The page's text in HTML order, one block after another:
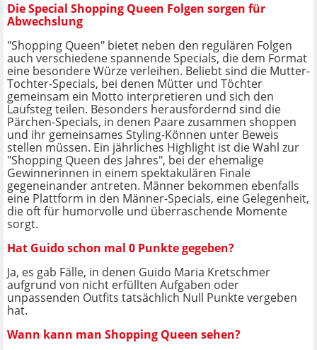
Die Special Shopping Queen Folgen sorgen für
Abwechslung
"Shopping Queen" bietet neben den regulären Folgen
auch verschiedene spannende Specials, die dem Format
eine besondere Würze verleihen. Beliebt sind die Mutter-
Tochter-Specials, bei denen Mütter und Töchter
gemeinsam ein Motto interpretieren und sich den
Laufsteg teilen. Besonders herausfordernd sind die
Pärchen-Specials, in denen Paare zusammen shoppen
und ihr gemeinsames Styling-Können unter Beweis
stellen müssen. Ein jährliches Highlight ist die Wahl zur
"Shopping Queen des Jahres", bei der ehemalige
Gewinnerinnen in einem spektakulären Finale
gegeneinander antreten. Männer bekommen ebenfalls
eine Plattform in den Männer-Specials, eine Gelegenheit,
die oft für humorvolle und überraschende Momente
sorgt.
Hat Guido schon mal 0 Punkte gegeben?
Ja, es gab Fälle, in denen Guido Maria Kretschmer
aufgrund von nicht erfüllten Aufgaben oder
unpassenden Outfits tatsächlich Null Punkte vergeben
hat.
Wann kann man Shopping Queen sehen?